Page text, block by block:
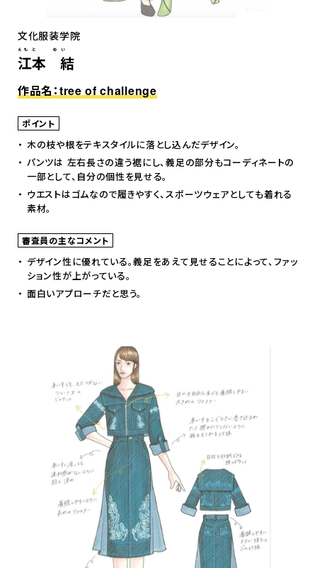
文化服装学院
江本 結
えもと ゆい
作品名：tree of challenge
ポイント
木の枝や根をテキスタイルに落とし込んだデザイン。
パンツは 左右長さの違う裾にし、義足の部分もコーディネートの
一部として、自分の個性を見せる。
ウエストはゴムなので履きやすく、スポーツウェアとしても着れる
素材。
審査員の主なコメント
デザイン性に優れている。義足をあえて見せることによって、ファッ
ション性が上がっている。
面白いアプローチだと思う。